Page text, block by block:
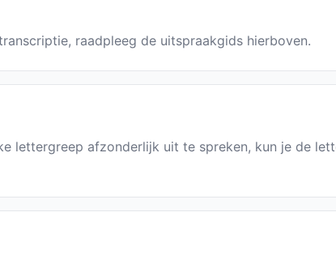
raadpleeg de uitspraakgids hierboven.
lettergreep afzonderlijk uit te spreken, kun je de